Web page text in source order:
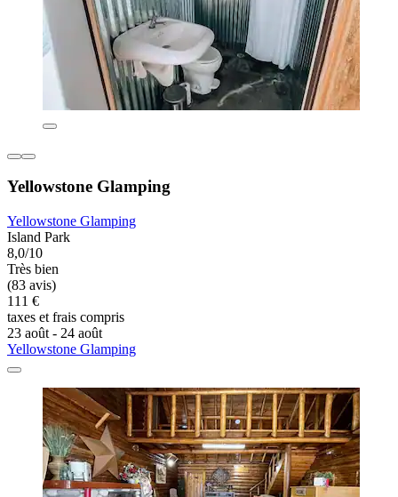
Yellowstone Glamping
Yellowstone Glamping
Island Park
8,0/10
Très bien
(83 avis)
111 €
taxes et frais compris
23 août - 24 août
Yellowstone Glamping